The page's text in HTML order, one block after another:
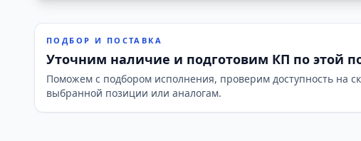
ПОДБОР И ПОСТАВКА
Уточним наличие и подготовим КП по этой
Поможем с подбором исполнения, проверим доступность на
выбранной позиции или аналогам.